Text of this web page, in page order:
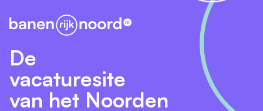
Vacatures bij Zorggroep Noorderbreedte
Vacatures bij Wetterskip Fryslân
Of je nu net begint aan je carrière in communicatie of
al jaren ervaring hebt, op Banenrijknoord.nl vind je
altijd de nieuwste en meest relevante communicatie
vacatures in Friesland. Start vandaag nog jouw
De
vacaturesite
van het Noorden